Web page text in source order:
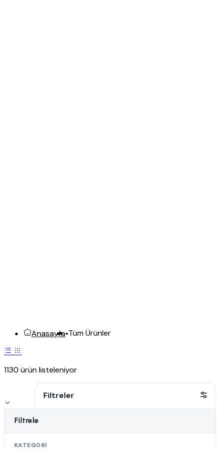
Anasayfa•Tüm Ürünler
1130 ürün listeleniyor
Filtreler
Filtrele
KATEGORI